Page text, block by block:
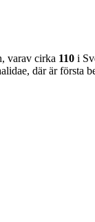
varav cirka 110 i
där är första